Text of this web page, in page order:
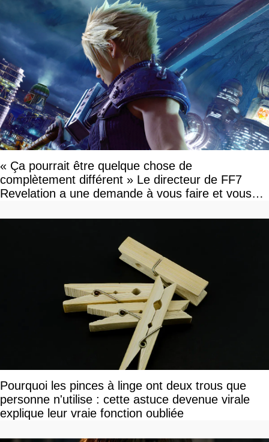
« Ça pourrait être quelque chose de
complètement différent » Le directeur de FF7
Revelation a une demande à vous faire et vous
Pourquoi les pinces à linge ont deux trous que
personne n'utilise : cette astuce devenue virale
explique leur vraie fonction oubliée